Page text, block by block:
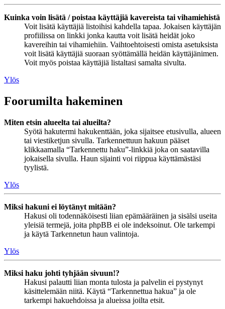
Kuinka voin lisätä / poistaa käyttäjiä kavereista tai vihamiehistä
Voit lisätä käyttäjiä listoihisi kahdella tapaa. Jokaisen käyttäjän
profiilissa on linkki jonka kautta voit lisätä heidät joko
kavereihin tai vihamiehiin. Vaihtoehtoisesti omista asetuksista
voit lisätä käyttäjiä suoraan syöttämällä heidän käyttäjänimen.
Voit myös poistaa käyttäjiä listaltasi samalta sivulta.
Ylös
Foorumilta hakeminen
Miten etsin alueelta tai alueilta?
Syötä hakutermi hakukenttään, joka sijaitsee etusivulla, alueen
tai viestiketjun sivulla. Tarkennettuun hakuun pääset
klikkaamalla “Tarkennettu haku”-linkkiä joka on saatavilla
jokaisella sivulla. Haun sijainti voi riippua käyttämästäsi
tyylistä.
Ylös
Miksi hakuni ei löytänyt mitään?
Hakusi oli todennäköisesti liian epämääräinen ja sisälsi useita
yleisiä termejä, joita phpBB ei ole indeksoinut. Ole tarkempi
ja käytä Tarkennetun haun valintoja.
Ylös
Miksi haku johti tyhjään sivuun!?
Hakusi palautti liian monta tulosta ja palvelin ei pystynyt
käsittelemään niitä. Käytä “Tarkennettua hakua” ja ole
tarkempi hakuehdoissa ja alueissa joilta etsit.